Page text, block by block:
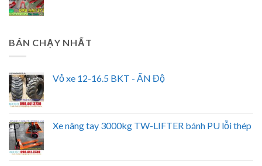
BÁN CHẠY NHẤT
Vỏ xe 12-16.5 BKT - ẤN Độ
Xe nâng tay 3000kg TW-LIFTER bánh PU lỗi thép